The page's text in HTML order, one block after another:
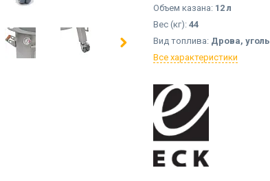
Объем казана: 12 л
Вес (кг): 44
Вид топлива: Дрова, уголь
Все характеристики